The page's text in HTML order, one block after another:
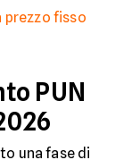
prezzo fisso
PUN
una fase di